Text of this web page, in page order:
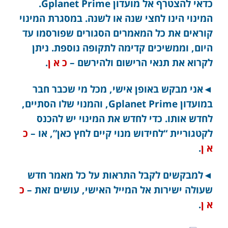
כדאי להצטרף אל מועדון Gplanet Prime.
המינוי הינו לחצי שנה או לשנה. במסגרת המינוי
קוראים את כל המאמרים הסגורים שפורסמו עד
היום, וממשיכים קדימה לתקופה נוספת. ניתן
לקרוא את תנאי הרישום ולהירשם – כ א ן.
◄אני מבקש באופן אישי, מכל מי שכבר חבר
במועדון Gplanet Prime, והמנוי שלו הסתיים,
לחדש אותו. כדי לחדש את המינוי יש להכנס
לקטגוריית “לחידוש מנוי קיים לחץ כאן”, או – כ
א ן.
◄למבקשים לקבל התראות על כל מאמר חדש
שעולה ישירות אל המייל האישי, עושים זאת – כ
א ן.